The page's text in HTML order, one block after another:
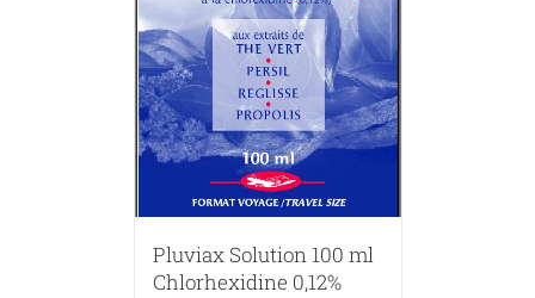
Pluviax Solution 100 ml
Chlorhexidine 0,12%